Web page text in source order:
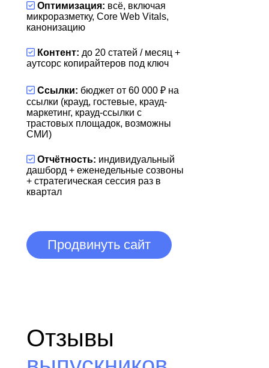
Оптимизация: всё, включая
микроразметку, Core Web Vitals,
канонизацию
Контент: до 20 статей / месяц +
аутсорс копирайтеров под ключ
Ссылки: бюджет от 60 000 ₽ на
ссылки (крауд, гостевые, крауд-
маркетинг, крауд-ссылки с
трастовых площадок, возможны
СМИ)
Отчётность: индивидуальный
дашборд + еженедельные созвоны
+ стратегическая сессия раз в
квартал
Продвинуть сайт
Отзывы